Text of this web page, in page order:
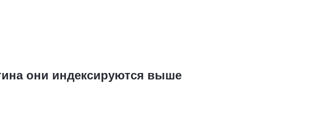
они индексируются выше